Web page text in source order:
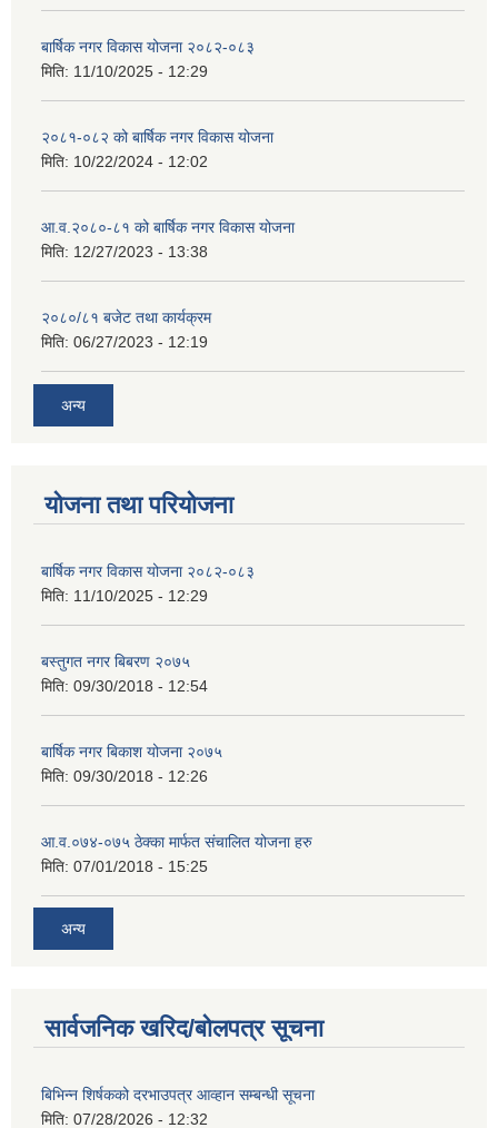
बार्षिक नगर विकास योजना २०८२-०८३
मिति: 11/10/2025 - 12:29
२०८१-०८२ को बार्षिक नगर विकास योजना
मिति: 10/22/2024 - 12:02
आ.व.२०८०-८१ को बार्षिक नगर विकास योजना
मिति: 12/27/2023 - 13:38
२०८०/८१ बजेट तथा कार्यक्रम
मिति: 06/27/2023 - 12:19
अन्य
योजना तथा परियोजना
बार्षिक नगर विकास योजना २०८२-०८३
मिति: 11/10/2025 - 12:29
बस्तुगत नगर बिबरण २०७५
मिति: 09/30/2018 - 12:54
बार्षिक नगर बिकाश योजना २०७५
मिति: 09/30/2018 - 12:26
आ.व.०७४-०७५ ठेक्का मार्फत संचालित योजना हरु
मिति: 07/01/2018 - 15:25
अन्य
सार्वजनिक खरिद/बोलपत्र सूचना
बिभिन्‍न शिर्षकको दरभाउपत्र आव्हान सम्बन्धी सूचना
मिति: 07/28/2026 - 12:32